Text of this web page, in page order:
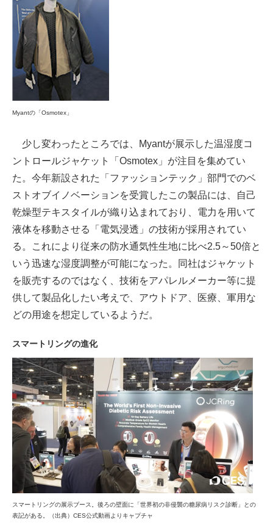
Myantの「Osmotex」
少し変わったところでは、Myantが展示した温湿度コ
ントロールジャケット「Osmotex」が注目を集めてい
た。今年新設された「ファッションテック」部門でのベ
ストオブイノベーションを受賞したこの製品には、自己
乾燥型テキスタイルが織り込まれており、電力を用いて
液体を移動させる「電気浸透」の技術が採用されてい
る。これにより従来の防水通気性生地に比べ2.5～50倍と
いう迅速な湿度調整が可能になった。同社はジャケット
を販売するのではなく、技術をアパレルメーカー等に提
供して製品化したい考えで、アウトドア、医療、軍用な
どの用途を想定しているようだ。
スマートリングの進化
スマートリングの展示ブース。後ろの壁面に「世界初の非侵襲の糖尿病リスク診断」との
表記がある。（出典）CES公式動画よりキャプチャ